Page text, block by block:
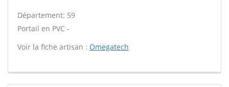
Département: 59
Portail en PVC -
Voir la fiche artisan : Omegatech